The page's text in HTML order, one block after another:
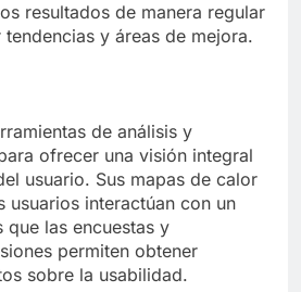
resultados de manera regular
y áreas de mejora.
de análisis y
ofrecer una visión integral
usuario. Sus mapas de calor
usuarios interactúan con un
que las encuestas y
permiten obtener
sobre la usabilidad.